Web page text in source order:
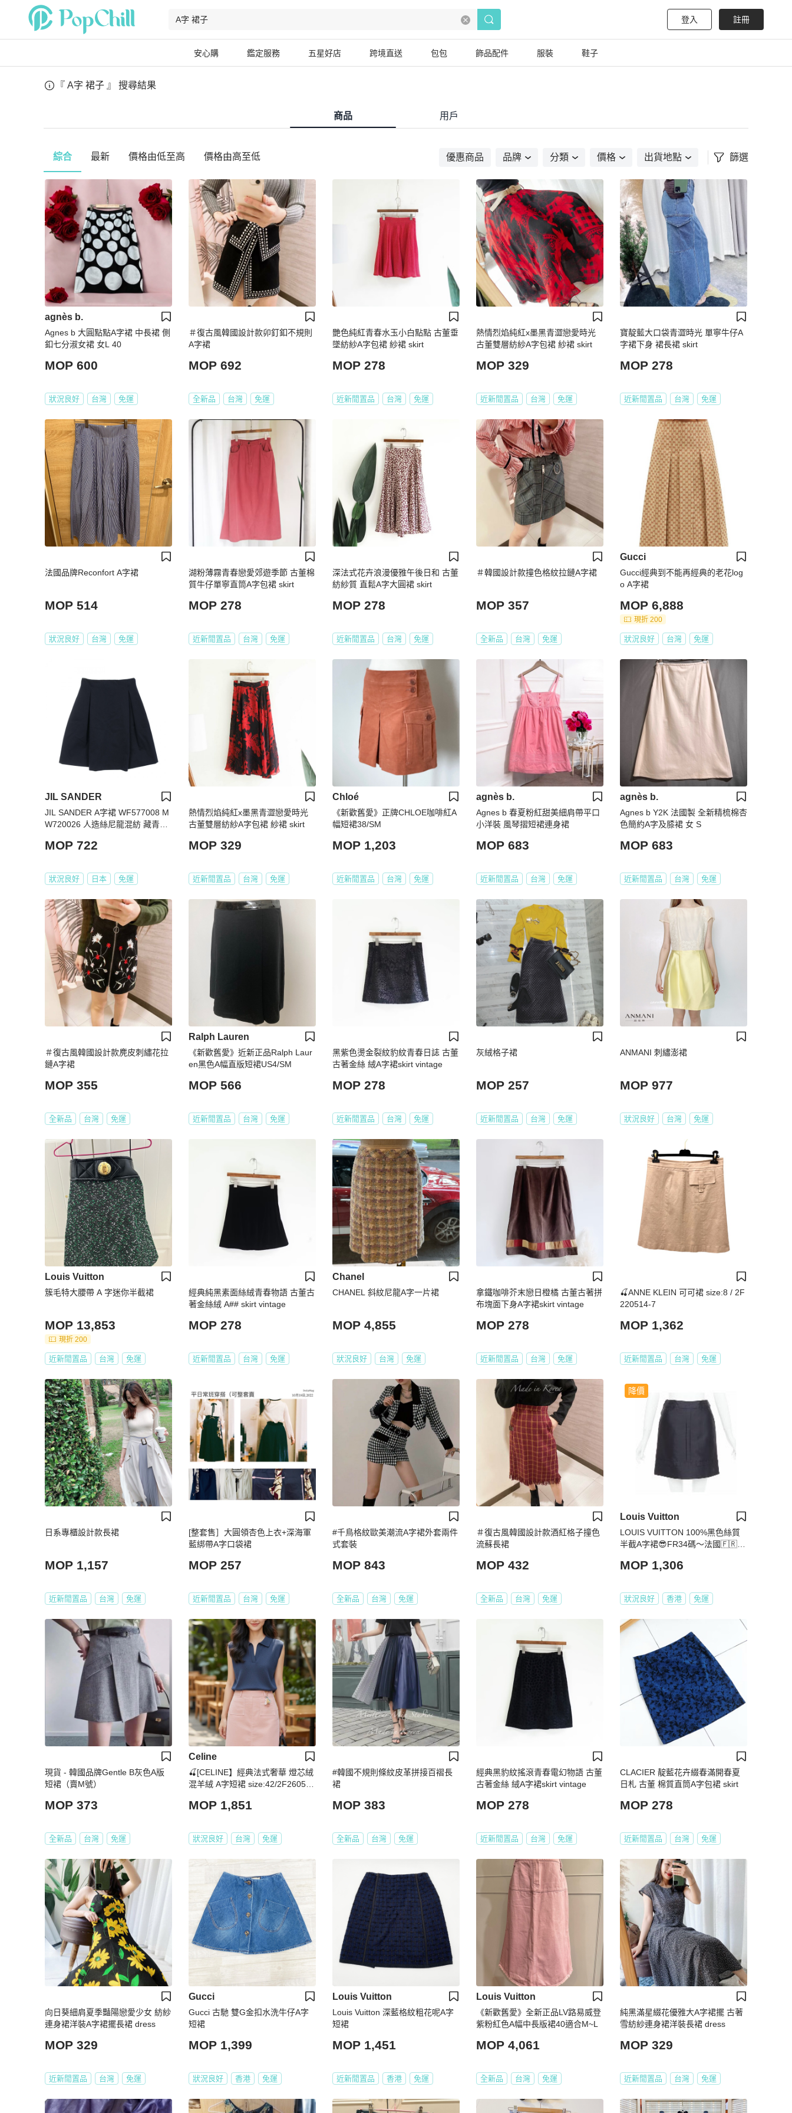
登入 註冊
安心購 鑑定服務 五星好店 跨境直送 包包 飾品配件 服裝 鞋子
『 A字 裙子 』 搜尋結果
商品 用戶
綜合 最新 價格由低至高 價格由高至低 優惠商品 品牌 分類 價格 出貨地點 篩選
agnès b.
Agnes b 大圓點點A字裙 中長裙 側
釦七分淑女裙 女L 40
MOP 600
狀況良好 台灣 免運
＃復古風韓國設計款卯釘釦不規則
A字裙
MOP 692
全新品 台灣 免運
艷色純紅青春水玉小白點點 古董垂
墜紡紗A字包裙 紗裙 skirt
MOP 278
近新閒置品 台灣 免運
熱情烈焰純紅x墨黑青澀戀愛時光
古董雙層紡紗A字包裙 紗裙 skirt
MOP 329
近新閒置品 台灣 免運
寶靛藍大口袋青澀時光 單寧牛仔A
字裙下身 裙長裙 skirt
MOP 278
近新閒置品 台灣 免運
法國品牌Reconfort A字裙
MOP 514
狀況良好 台灣 免運
湖粉薄霧青春戀愛郊遊季節 古董棉
質牛仔單寧直筒A字包裙 skirt
MOP 278
近新閒置品 台灣 免運
深法式花卉浪漫優雅午後日和 古董
紡紗質 直鬆A字大圓裙 skirt
MOP 278
近新閒置品 台灣 免運
＃韓國設計款撞色格紋拉鏈A字裙
MOP 357
全新品 台灣 免運
Gucci
Gucci經典到不能再經典的老花log
o A字裙
MOP 6,888
現折 200
狀況良好 台灣 免運
JIL SANDER
JIL SANDER A字裙 WF577008 M
W720026 人造絲尼龍混紡 藏青色
MOP 722
狀況良好 日本 免運
熱情烈焰純紅x墨黑青澀戀愛時光
古董雙層紡紗A字包裙 紗裙 skirt
MOP 329
近新閒置品 台灣 免運
Chloé
《新歡舊愛》正牌CHLOE咖啡紅A
幅短裙38/SM
MOP 1,203
近新閒置品 台灣 免運
agnès b.
Agnes b 春夏粉紅甜美細肩帶平口
小洋裝 風琴摺短裙連身裙
MOP 683
近新閒置品 台灣 免運
agnès b.
Agnes b Y2K 法國製 全新精梳棉杏
色簡約A字及膝裙 女 S
MOP 683
近新閒置品 台灣 免運
＃復古風韓國設計款麂皮刺繡花拉
鏈A字裙
MOP 355
全新品 台灣 免運
Ralph Lauren
《新歡舊愛》近新正品Ralph Laur
en黑色A幅直版短裙US4/SM
MOP 566
近新閒置品 台灣 免運
黑紫色燙金裂紋豹紋青春日誌 古董
古著金絲 絨A字裙skirt vintage
MOP 278
近新閒置品 台灣 免運
灰絨格子裙
MOP 257
近新閒置品 台灣 免運
ANMANI 刺繡澎裙
MOP 977
狀況良好 台灣 免運
Louis Vuitton
簇毛特大腰帶 A 字迷你半截裙
MOP 13,853
現折 200
近新閒置品 台灣 免運
經典純黑素面絲絨青春物語 古董古
著金絲絨 A## skirt vintage
MOP 278
近新閒置品 台灣 免運
Chanel
CHANEL 斜紋尼龍A字一片裙
MOP 4,855
狀況良好 台灣 免運
拿鐵咖啡芥末戀日橙橘 古董古著拼
布塊面下身A字裙skirt vintage
MOP 278
近新閒置品 台灣 免運
🍒ANNE KLEIN 可可裙 size:8 / 2F
220514-7
MOP 1,362
近新閒置品 台灣 免運
日系專櫃設計款長裙
MOP 1,157
近新閒置品 台灣 免運
[整套售］大圓領杏色上衣+深海軍
藍綁帶A字口袋裙
MOP 257
近新閒置品 台灣 免運
#千鳥格紋歐美潮流A字裙外套兩件
式套裝
MOP 843
全新品 台灣 免運
＃復古風韓國設計款酒紅格子撞色
流蘇長裙
MOP 432
全新品 台灣 免運
降價
Louis Vuitton
LOUIS VUITTON 100%黑色絲質
半截A字裙😎FR34碼～法國🇫🇷制
MOP 1,306
狀況良好 香港 免運
現貨 - 韓國品牌Gentle B灰色A版
短裙（賣M號）
MOP 373
全新品 台灣 免運
Celine
🍒[CELINE】經典法式奢華 燈芯絨
混羊絨 A字短裙 size:42/2F260524
MOP 1,851
狀況良好 台灣 免運
#韓國不規則條紋皮革拼接百褶長
裙
MOP 383
全新品 台灣 免運
經典黑豹紋搖滾青春電幻物語 古董
古著金絲 絨A字裙skirt vintage
MOP 278
近新閒置品 台灣 免運
CLACIER 靛藍花卉綴春滿開春夏
日札 古董 棉質直筒A字包裙 skirt
MOP 278
近新閒置品 台灣 免運
向日葵細肩夏季豔陽戀愛少女 紡紗
連身裙洋裝A字裙擺長裙 dress
MOP 329
近新閒置品 台灣 免運
Gucci
Gucci 古馳 雙G金扣水洗牛仔A字
短裙
MOP 1,399
狀況良好 香港 免運
Louis Vuitton
Louis Vuitton 深藍格紋粗花呢A字
短裙
MOP 1,451
近新閒置品 香港 免運
Louis Vuitton
《新歡舊愛》全新正品LV路易威登
紫粉紅色A幅中長版裙40適合M~L
MOP 4,061
全新品 台灣 免運
純黑滿星綴花優雅大A字裙擺 古著
雪紡紗連身裙洋裝長裙 dress
MOP 329
近新閒置品 台灣 免運